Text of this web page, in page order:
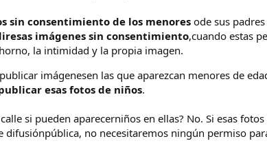
sin consentimiento de los menores ode sus
imágenes sin consentimiento,cuando estas
la intimidad y la propia imagen.
imágenesen las que aparezcan menores de
esas fotos de niños.
si pueden aparecerniños en ellas? No. Si esas
no necesitaremos ningún permiso